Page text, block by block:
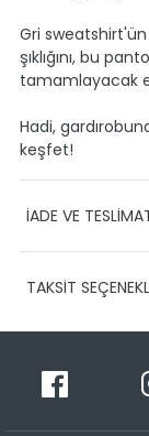
Gri
şıklığını, bu
tamamlayacak
Hadi,
keşfet!
İADE VE
Ürünlerinizin
1-3 iş günü
Siparişimin
TAKSİT
Taksit Sayısı